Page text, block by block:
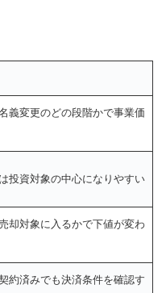
義変更のどの段階かで事業価
投資対象の中心になりやすい
却対象に入るかで下値が変わ
約済みでも決済条件を確認す